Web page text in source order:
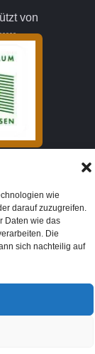
wie
darauf zuzugreifen.
Daten wie das
Die
sich nachteilig auf
von
Account der